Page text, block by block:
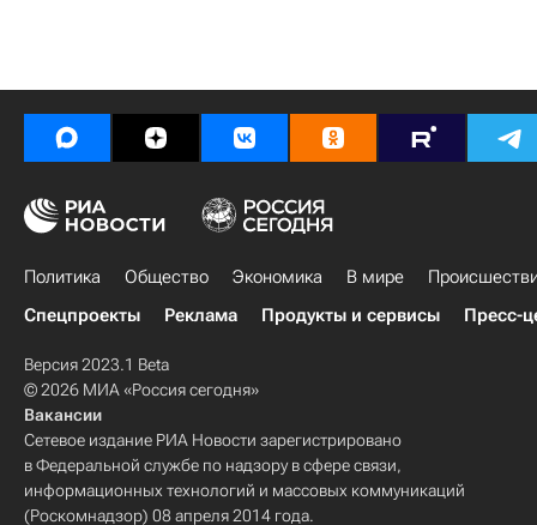
Политика Общество Экономика В мире
Спецпроекты
Реклама Продукты и сервисы Пресс-
Версия 2023.1 Beta
© 2026 МИА «Россия сегодня»
Вакансии
Сетевое издание РИА Новости зарегистрировано
в Федеральной службе по надзору в сфере связи,
информационных технологий и массовых коммуникаций
(Роскомнадзор) 08 апреля 2014 года.